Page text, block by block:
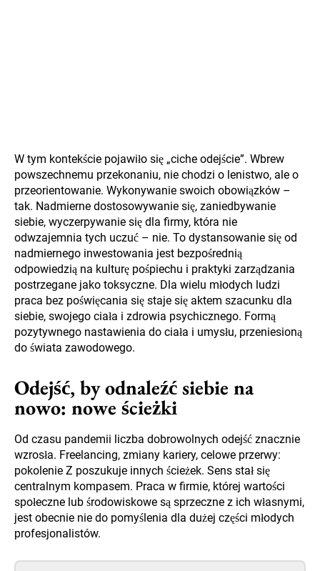
W tym kontekście pojawiło się „ciche odejście”. Wbrew
powszechnemu przekonaniu, nie chodzi o lenistwo, ale o
przeorientowanie. Wykonywanie swoich obowiązków –
tak. Nadmierne dostosowywanie się, zaniedbywanie
siebie, wyczerpywanie się dla firmy, która nie
odwzajemnia tych uczuć – nie. To dystansowanie się od
nadmiernego inwestowania jest bezpośrednią
odpowiedzią na kulturę pośpiechu i praktyki zarządzania
postrzegane jako toksyczne. Dla wielu młodych ludzi
praca bez poświęcania się staje się aktem szacunku dla
siebie, swojego ciała i zdrowia psychicznego. Formą
pozytywnego nastawienia do ciała i umysłu, przeniesioną
do świata zawodowego.
Odejść, by odnaleźć siebie na
nowo: nowe ścieżki
Od czasu pandemii liczba dobrowolnych odejść znacznie
wzrosła. Freelancing, zmiany kariery, celowe przerwy:
pokolenie Z poszukuje innych ścieżek. Sens stał się
centralnym kompasem. Praca w firmie, której wartości
społeczne lub środowiskowe są sprzeczne z ich własnymi,
jest obecnie nie do pomyślenia dla dużej części młodych
profesjonalistów.